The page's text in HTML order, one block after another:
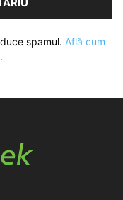
spamul. Află cum
.